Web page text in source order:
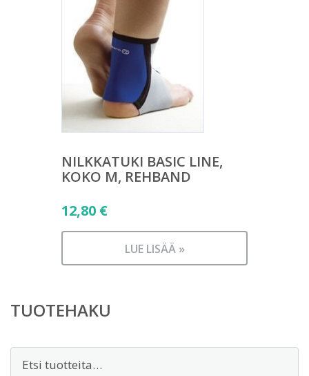
NILKKATUKI BASIC LINE,
KOKO M, REHBAND
12,80 €
LUE LISÄÄ »
TUOTEHAKU